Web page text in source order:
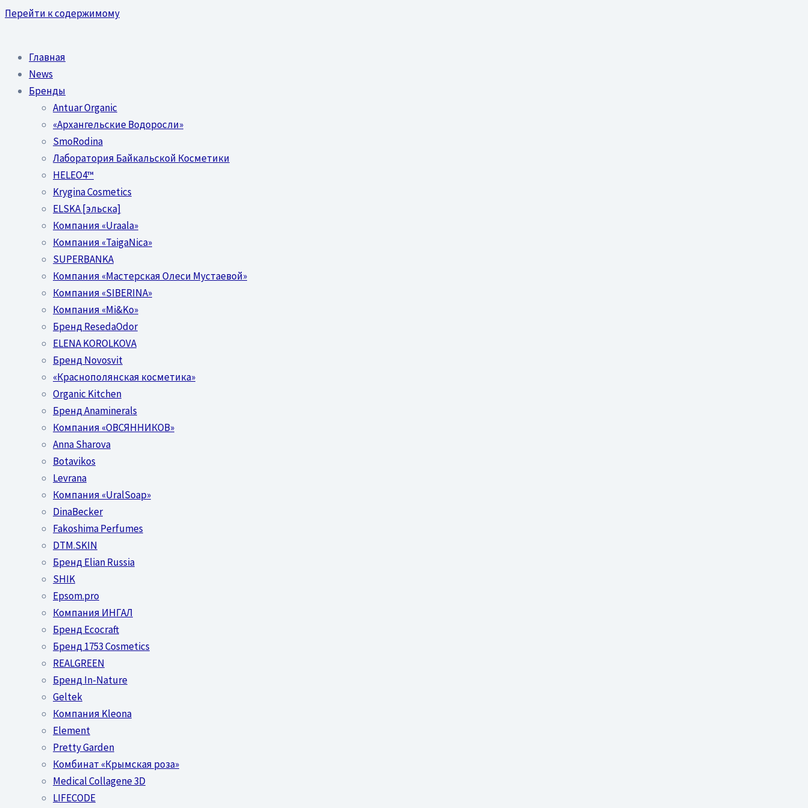
Перейти к содержимому
Главная
News
Бренды
Antuar Organic
«Архангельские Водоросли»
SmoRodina
Лаборатория Байкальской Косметики
HELEO4™
Krygina Cosmetics
ELSKA [эльска]
Компания «Uraala»
Компания «TaigaNica»
SUPERBANKA
Компания «Мастерская Олеси Мустаевой»
Компания «SIBERINA»
Компания «Mi&Ko»
Бренд ResedaOdor
ELENA KOROLKOVA
Бренд Novosvit
«Краснополянская косметика»
Organic Kitchen
Бренд Anaminerals
Компания «ОВСЯННИКОВ»
Anna Sharova
Botavikos
Levrana
Компания «UralSoap»
DinaBecker
Fakoshima Perfumes
DTM.SKIN
Бренд Elian Russia
SHIK
Epsom.pro
Компания ИНГАЛ
Бренд Ecocraft
Бренд 1753 Cosmetics
REALGREEN
Бренд In-Nature
Geltek
Компания Kleona
Element
Pretty Garden
Комбинат «Крымская роза»
Medical Collagene 3D
LIFECODE